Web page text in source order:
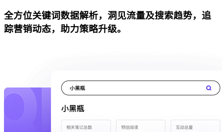
全方位关键词数据解析，洞见流量及搜索趋势，追
踪营销动态，助力策略升级。